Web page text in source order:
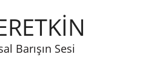
Barışın Sesi